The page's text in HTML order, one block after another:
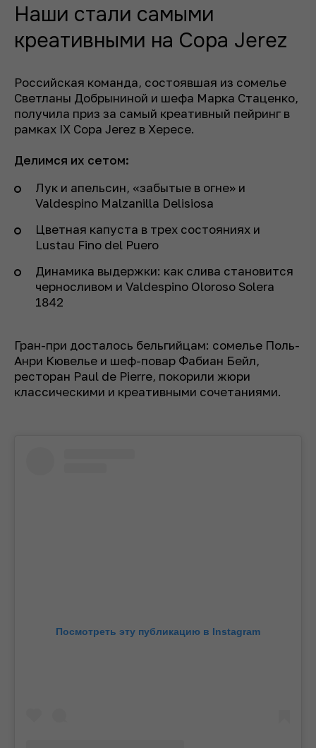
Наши стали самыми
креативными на Copa Jerez
Российская команда, состоявшая из сомелье
Светланы Добрыниной и шефа Марка Стаценко,
получила приз за самый креативный пейринг в
рамках IX Copa Jerez в Хересе.
Делимся их сетом:
Лук и апельсин, «забытые в огне» и
Valdespino Malzanilla Delisiosa
Цветная капуста в трех состояниях и
Lustau Fino del Puero
Динамика выдержки: как слива становится
черносливом и Valdespino Oloroso Solera
1842
Гран-при досталось бельгийцам: сомелье Поль-
Анри Кювелье и шеф-повар Фабиан Бейл,
ресторан Paul de Pierre, покорили жюри
классическими и креативными сочетаниями.
Посмотреть эту публикацию в Instagram